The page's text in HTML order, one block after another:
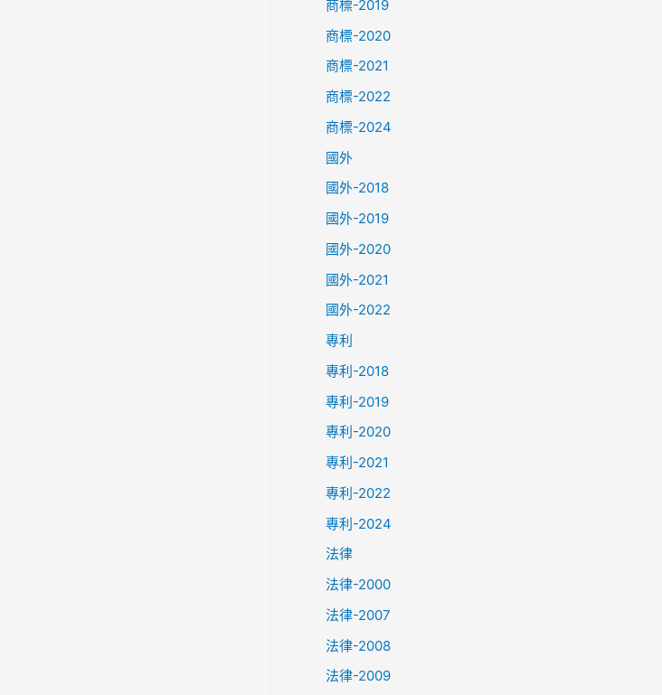
商標-2019
商標-2020
商標-2021
商標-2022
商標-2024
國外
國外-2018
國外-2019
國外-2020
國外-2021
國外-2022
專利
專利-2018
專利-2019
專利-2020
專利-2021
專利-2022
專利-2024
法律
法律-2000
法律-2007
法律-2008
法律-2009